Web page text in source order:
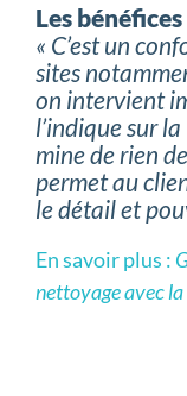
Les
« C’est un
sites
on intervient
l’indique sur
mine de rien
permet au
le détail et
En savoir plus :
nettoyage avec